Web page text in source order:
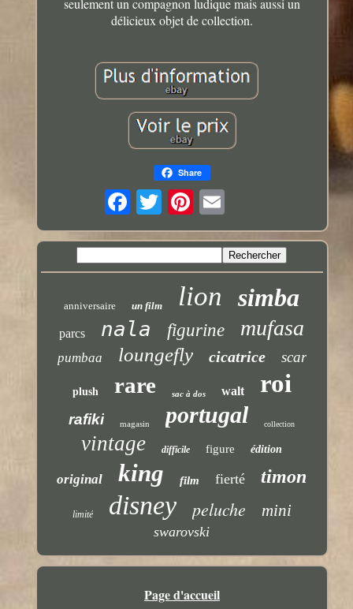
seulement un compagnon ludique mais aussi un
délicieux objet de collection.
Share
anniversaire un film lion simba
parcs nala figurine mufasa
pumbaa loungefly cicatrice scar
plush rare sac à dos walt roi
rafiki magasin portugal collection
vintage difficile figure édition
original king film fierté timon
limité disney peluche mini
swarovski
Page d'accueil